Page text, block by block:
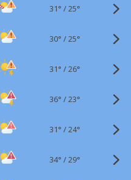
31° /25°
30° /25°
31° /26°
36° /23°
31° /24°
34° /29°